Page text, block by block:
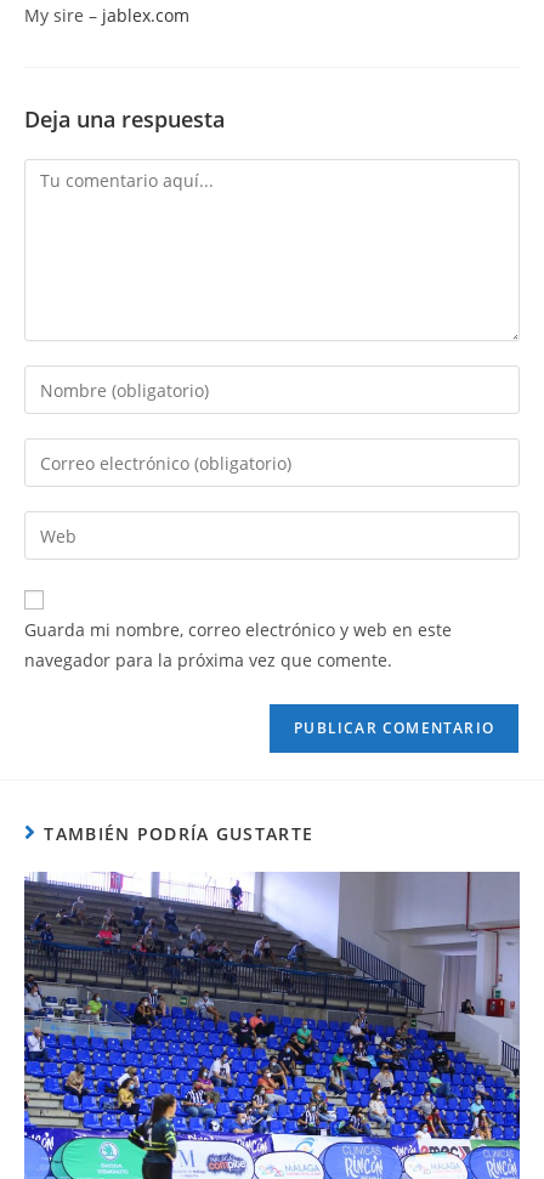
My sire – jablex.com
Deja una respuesta
Guarda mi nombre, correo electrónico y web en este
navegador para la próxima vez que comente.
TAMBIÉN PODRÍA GUSTARTE